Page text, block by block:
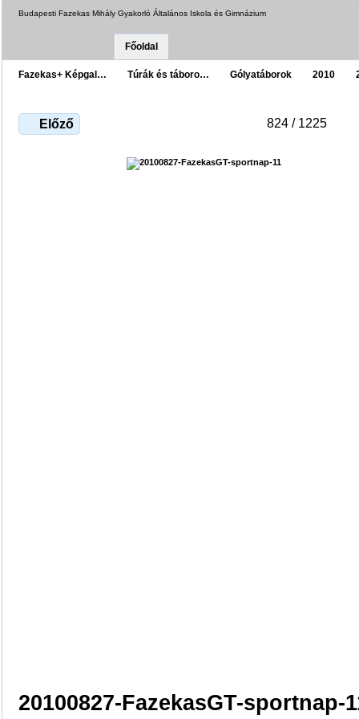
Budapesti Fazekas Mihály Gyakorló Általános Iskola és Gimnázium
Főoldal
Fazekas+ Képgal… Túrák és táboro… Gólyatáborok 2010
Előző 824 / 1225
20100827-FazekasGT-sportnap-